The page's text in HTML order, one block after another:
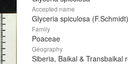
Accepted name
Glyceria spiculosa
Family
Poaceae
Geography
Siberia, Baikal & Transbaikal